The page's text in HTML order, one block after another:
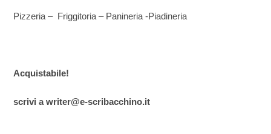
Pizzeria – Friggitoria – Panineria -Piadineria
Acquistabile!
scrivi a writer@e-scribacchino.it